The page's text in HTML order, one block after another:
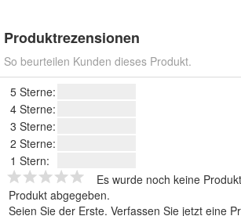
Produktrezensionen
So beurteilen Kunden dieses Produkt.
5 Sterne:
4 Sterne:
3 Sterne:
2 Sterne:
1 Stern:
Es wurde noch keine
Produkt abgegeben.
Seien Sie der Erste. Verfassen Sie jetzt eine